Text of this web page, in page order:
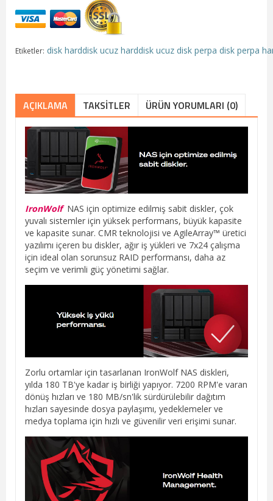
Etiketler: disk harddisk ucuz harddisk ucuz disk perpa disk perpa
AÇIKLAMA TAKSITLER ÜRÜN YORUMLARI (0)
IronWolf NAS için optimize edilmiş sabit diskler, çok
yuvalı sistemler için yüksek performans, büyük kapasite
ve kapasite sunar. CMR teknolojisi ve AgileArray™ üretici
yazılımı içeren bu diskler, ağır iş yükleri ve 7x24 çalışma
için ideal olan sorunsuz RAID performansı, daha az
seçim ve verimli güç yönetimi sağlar.
Zorlu ortamlar için tasarlanan IronWolf NAS diskleri,
yılda 180 TB'ye kadar iş birliği yapıyor. 7200 RPM'e varan
dönüş hızları ve 180 MB/sn'lik sürdürülebilir dağıtım
hızları sayesinde dosya paylaşımı, yedeklemeler ve
medya toplama için hızlı ve güvenilir veri erişimi sunar.